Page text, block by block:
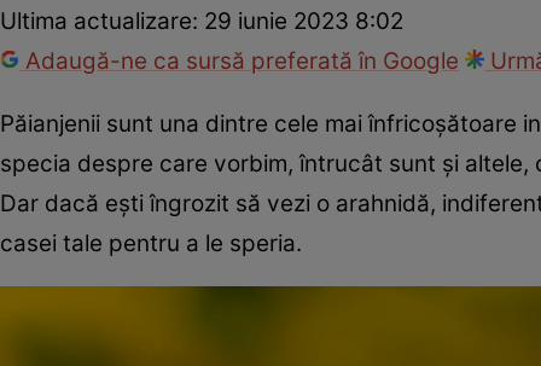
Ultima actualizare: 29 iunie 2023 8:02
Adaugă-ne ca sursă preferată în Google
Păianjenii sunt una dintre cele mai înfricoșătoare
specia despre care vorbim, întrucât sunt și
Dar dacă ești îngrozit să vezi o arahnidă,
casei tale pentru a le speria.